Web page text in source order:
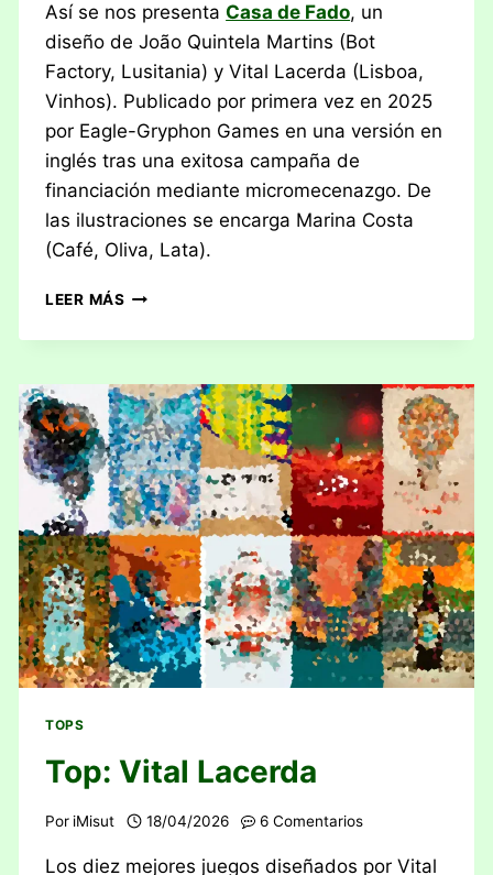
Así se nos presentaCasa de Fado, un
diseño de João Quintela Martins (Bot
Factory, Lusitania) y Vital Lacerda (Lisboa,
Vinhos). Publicado por primera vez en 2025
por Eagle-Gryphon Games en una versión en
inglés tras una exitosa campaña de
financiación mediante micromecenazgo. De
las ilustraciones se encarga Marina Costa
(Café, Oliva, Lata).
LEER MÁS RESEÑA:
DE
TOPS
Top: Vital Lacerda
Por iMisut 18/04/2026 6 Comentarios
Los diez mejores juegos diseñados por Vital